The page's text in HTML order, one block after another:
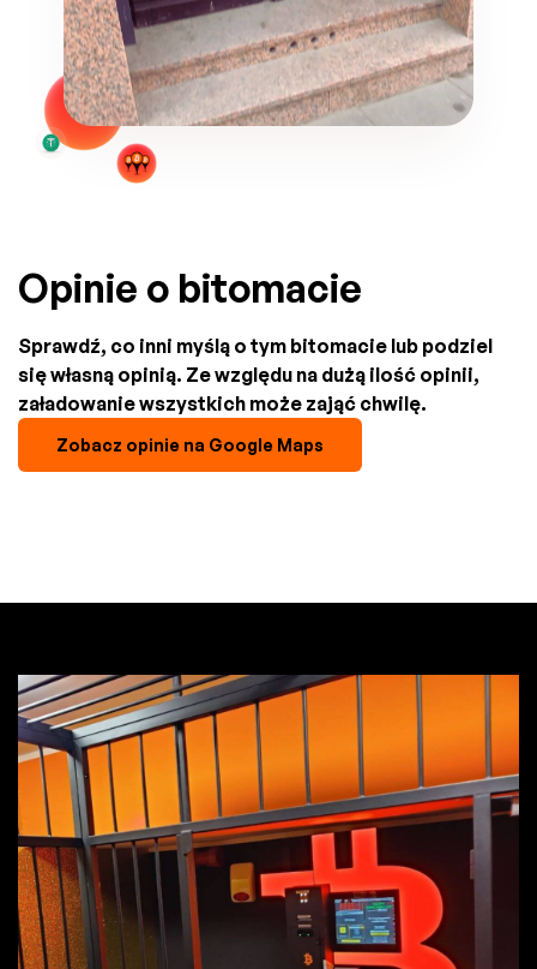
Opinie o bitomacie
Sprawdź, co inni myślą o tym bitomacie lub podziel
się własną opinią. Ze względu na dużą ilość opinii,
załadowanie wszystkich może zająć chwilę.
Zobacz opinie na Google Maps